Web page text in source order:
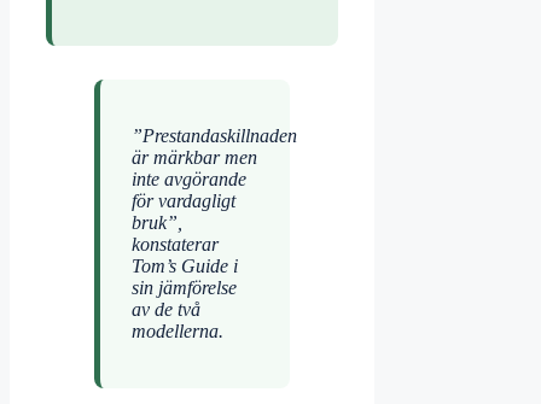
”Prestandaskillnaden
är märkbar men
inte avgörande
för vardagligt
bruk”,
konstaterar
Tom’s Guide i
sin jämförelse
av de två
modellerna.